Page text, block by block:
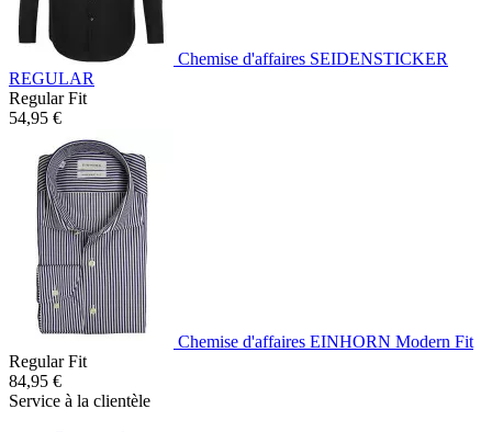
Chemise d'affaires SEIDENSTICKER
REGULAR
Regular Fit
54,95 €
Chemise d'affaires EINHORN Modern Fit
Regular Fit
84,95 €
Service à la clientèle